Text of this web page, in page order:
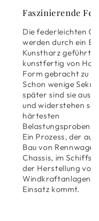
Faszinierende
Die federleichten
werden durch ein
Kunstharz geführt,
kunstfertig von
Form gebracht zu
Schon wenige
später sind sie
und widerstehen
härtesten
Belastungsproben.
Ein Prozess, der
Bau von
Chassis, im
der Herstellung von
Windkraftanlagen
Einsatz kommt.